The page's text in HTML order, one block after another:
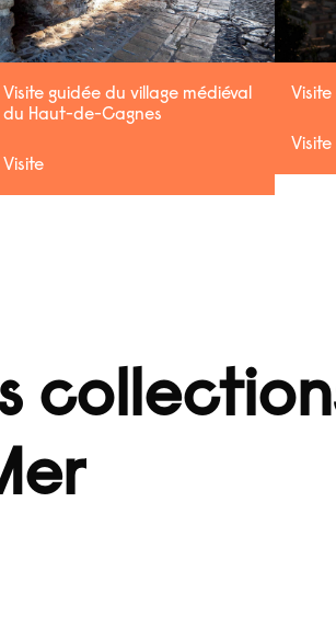
Visite guidée du village médiéval
du Haut-de-Cagnes
Visite
Visite